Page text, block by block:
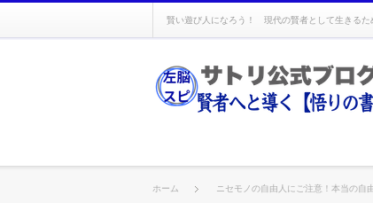
賢い遊び人になろう！ 現代の賢者として生きるた
ホーム ニセモノの自由人にご注意！本当の自